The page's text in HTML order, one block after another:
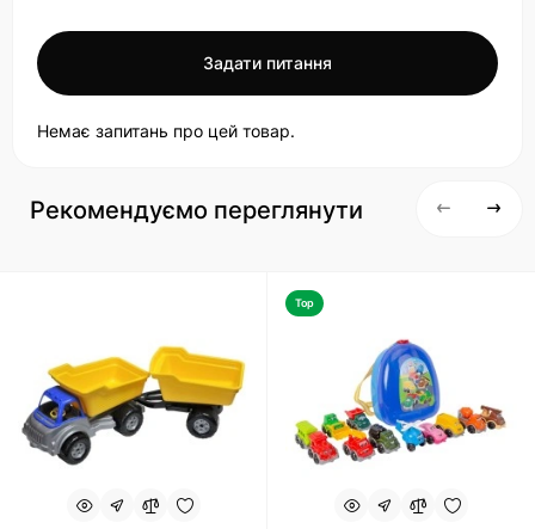
Задати питання
Немає запитань про цей товар.
Рекомендуємо переглянути
Top